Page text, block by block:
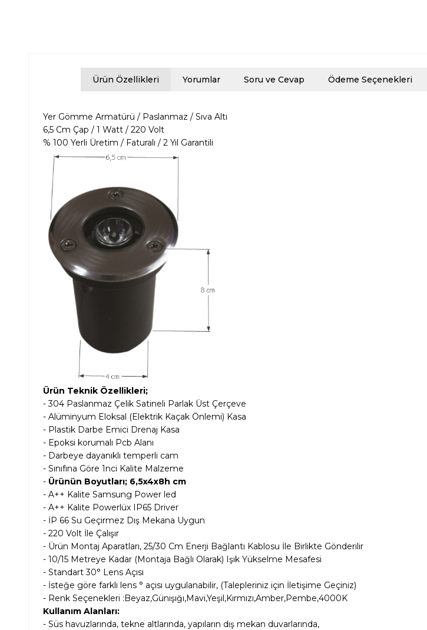
Ürün Özellikleri Yorumlar Soru ve Cevap Ödeme Seçenekleri
Yer Gömme Armatürü / Paslanmaz / Sıva Altı
6,5 Cm Çap / 1 Watt / 220 Volt
% 100 Yerli Üretim / Faturalı / 2 Yıl Garantili
Ürün Teknik Özellikleri;
- 304 Paslanmaz Çelik Satineli Parlak Üst Çerçeve
- Alüminyum Eloksal (Elektrik Kaçak Önlemi) Kasa
- Plastik Darbe Emici Drenaj Kasa
- Epoksi korumalı Pcb Alanı
- Darbeye dayanıklı temperli cam
- Sınıfına Göre 1nci Kalite Malzeme
- Ürünün Boyutları; 6,5x4x8h cm
- A++ Kalite Samsung Power led
- A++ Kalite Powerlüx IP65 Driver
- İP 66 Su Geçirmez Dış Mekana Uygun
- 220 Volt İle Çalışır
- Ürün Montaj Aparatları, 25/30 Cm Enerji Bağlantı Kablosu İle Birlikte Gönderilir
- 10/15 Metreye Kadar (Montaja Bağlı Olarak) Işık Yükselme Mesafesi
- Standart 30° Lens Açısı
- İsteğe göre farklı lens ° açısı uygulanabilir, (Talepleriniz için İletişime Geçiniz)
- Renk Seçenekleri :Beyaz,Günışığı,Mavi,Yeşil,Kırmızı,Amber,Pembe,4000K
Kullanım Alanları:
- Süs havuzlarında, tekne altlarında, yapıların dış mekan duvarlarında,